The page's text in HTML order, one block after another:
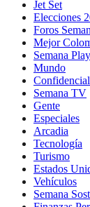
Jet Set
Elecciones
Foros
Mejor
Semana Play
Mundo
Semana TV
Gente
Especiales
Arcadia
Tecnología
Turismo
Estados
Vehículos
Semana